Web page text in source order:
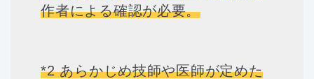
作者による確認が必要。
*2 あらかじめ技師や医師が定めた